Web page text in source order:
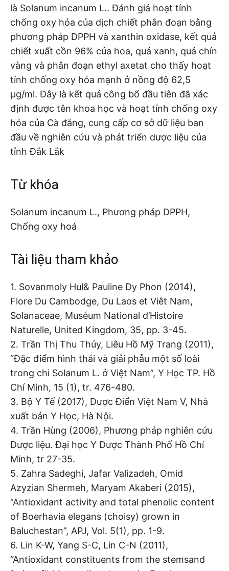
là Solanum incanum L.. Đánh giá hoạt tính
chống oxy hóa của dịch chiết phân đoạn bằng
phương pháp DPPH và xanthin oxidase, kết quả
chiết xuất cồn 96% của hoa, quả xanh, quả chín
vàng và phân đoạn ethyl axetat cho thấy hoạt
tính chống oxy hóa mạnh ở nồng độ 62,5
µg/ml. Đây là kết quả công bố đầu tiên đã xác
định được tên khoa học và hoạt tính chống oxy
hóa của Cà đắng, cung cấp cơ sở dữ liệu ban
đầu về nghiên cứu và phát triển dược liệu của
tỉnh Đắk Lắk
Từ khóa
Solanum incanum L., Phương pháp DPPH,
Chống oxy hoá
Tài liệu tham khảo
1. Sovanmoly Hul& Pauline Dy Phon (2014),
Flore Du Cambodge, Du Laos et Viêt Nam,
Solanaceae, Muséum National d’Histoire
Naturelle, United Kingdom, 35, pp. 3-45.
2. Trần Thị Thu Thủy, Liêu Hồ Mỹ Trang (2011),
“Đặc điểm hình thái và giải phẫu một số loài
trong chi Solanum L. ở Việt Nam”, Y Học TP. Hồ
Chí Minh, 15 (1), tr. 476-480.
3. Bộ Y Tế (2017), Dược Điển Việt Nam V, Nhà
xuất bản Y Học, Hà Nội.
4. Trần Hùng (2006), Phương pháp nghiên cứu
Dược liệu. Đại học Y Dược Thành Phố Hồ Chí
Minh, tr 27-35.
5. Zahra Sadeghi, Jafar Valizadeh, Omid
Azyzian Shermeh, Maryam Akaberi (2015),
“Antioxidant activity and total phenolic content
of Boerhavia elegans (choisy) grown in
Baluchestan”, APJ, Vol. 5(1), pp. 1-9.
6. Lin K-W, Yang S-C, Lin C-N (2011),
“Antioxidant constituents from the stemsand